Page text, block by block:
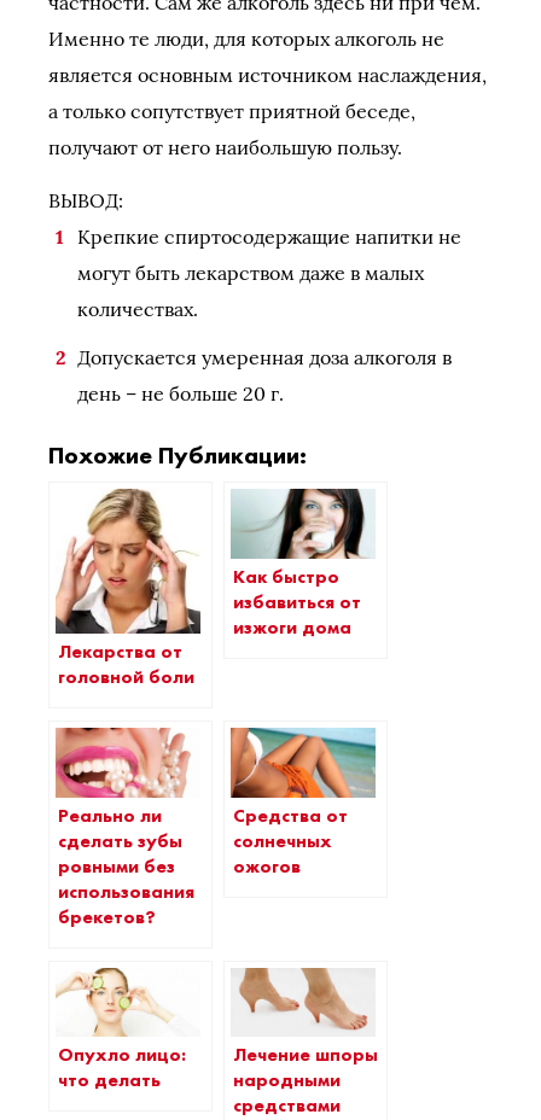
Именно те люди, для которых алкоголь не
является основным источником наслаждения,
а только сопутствует приятной беседе,
получают от него наибольшую пользу.
ВЫВОД:
Крепкие спиртосодержащие напитки не
могут быть лекарством даже в малых
количествах.
Допускается умеренная доза алкоголя в
день – не больше 20 г.
Похожие Публикации:
Лекарства от
головной боли
Как быстро
избавиться от
изжоги дома
Реально ли
сделать зубы
ровными без
использования
брекетов?
Средства от
солнечных
ожогов
Опухло лицо:
что делать
Лечение шпоры
народными
средствами